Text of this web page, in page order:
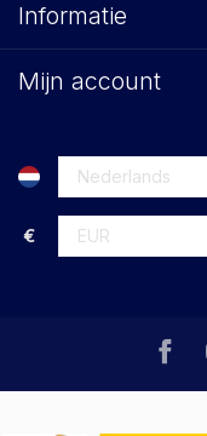
Informatie
Mijn account
€